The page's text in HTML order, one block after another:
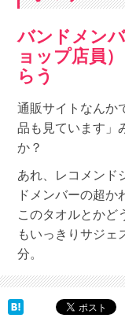
バンドメン
ョップ店員
らう
通販サイトなんか
品も見ています」
か？
あれ、レコメンド
ドメンバーの超か
このタオルとかど
もいっきりサジェ
分。